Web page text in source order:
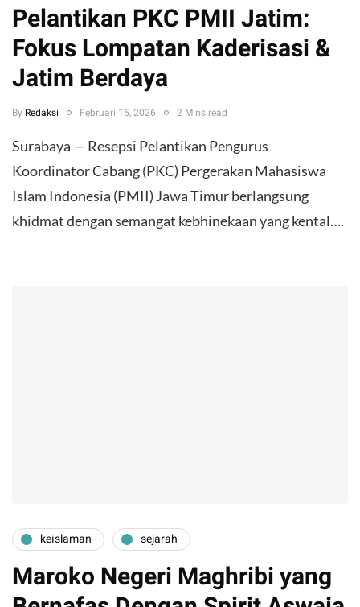
Pelantikan PKC PMII Jatim:
Fokus Lompatan Kaderisasi &
Jatim Berdaya
By Redaksi Februari 15, 2026 2 Mins read
Surabaya — Resepsi Pelantikan Pengurus
Koordinator Cabang (PKC) Pergerakan Mahasiswa
Islam Indonesia (PMII) Jawa Timur berlangsung
khidmat dengan semangat kebhinekaan yang kental….
keislaman sejarah
Maroko Negeri Maghribi yang